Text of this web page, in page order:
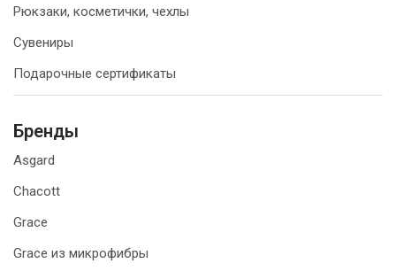
Рюкзаки, косметички, чехлы
Сувениры
Подарочные сертификаты
Бренды
Asgard
Chacott
Grace
Grace из микрофибры